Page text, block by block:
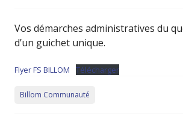
Vos démarches administratives du
d’un guichet unique.
Flyer FS BILLOM Télécharger
Billom Communauté